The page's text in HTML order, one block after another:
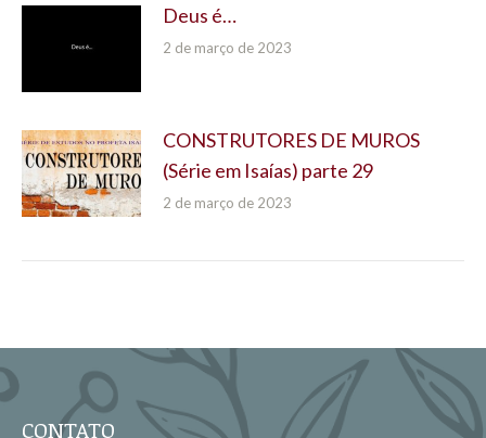
Deus é…
2 de março de 2023
CONSTRUTORES DE MUROS
(Série em Isaías) parte 29
2 de março de 2023
CONTATO